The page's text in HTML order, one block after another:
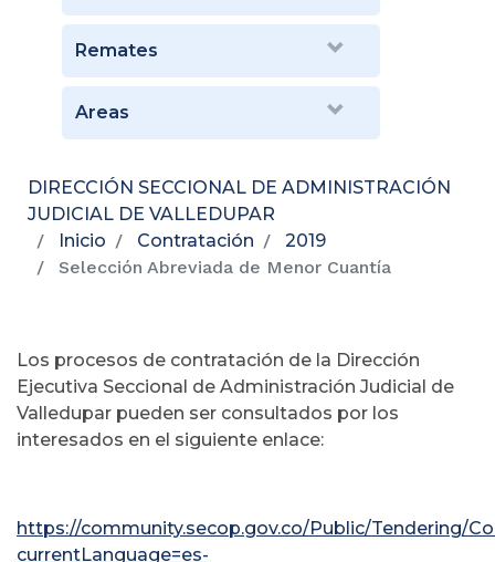
Remates
Areas
DIRECCIÓN SECCIONAL DE ADMINISTRACIÓN
JUDICIAL DE VALLEDUPAR
Inicio
Contratación
2019
Selección Abreviada de Menor Cuantía
Los procesos de contratación de la Dirección
Ejecutiva Seccional de Administración Judicial de
Valledupar pueden ser consultados por los
interesados en el siguiente enlace:
https://community.secop.gov.co/Public/Tendering/
currentLanguage=es-